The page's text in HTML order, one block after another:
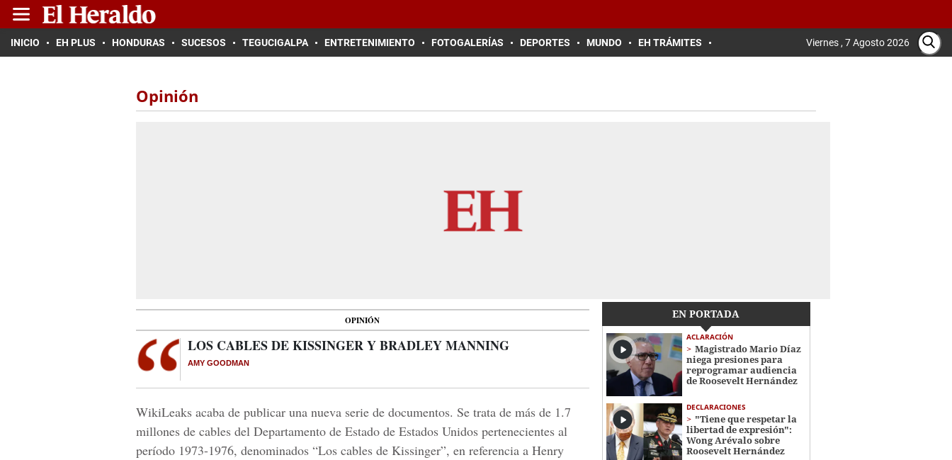
INICIO EH PLUS HONDURAS SUCESOS TEGUCIGALPA ENTRETENIMIENTO FOTOGALERÍAS DEPORTES MUNDO EH TRÁMITES Viernes , 7 Agosto 2026
Opinión
OPINIÓN
LOS CABLES DE KISSINGER Y BRADLEY MANNING
AMY GOODMAN
WikiLeaks acaba de publicar una nueva serie de documentos. Se trata de más de 1.7
millones de cables del Departamento de Estado de Estados Unidos pertenecientes al
período 1973-1976, denominados “Los cables de Kissinger”, en referencia a Henry
EN PORTADA
ACLARACIÓN
Magistrado Mario Díaz
niega presiones para
reprogramar audiencia
de Roosevelt Hernández
DECLARACIONES
"Tiene que respetar la
libertad de expresión":
Wong Arévalo sobre
Roosevelt Hernández